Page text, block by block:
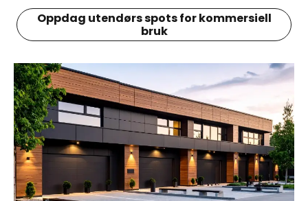
Oppdag utendørs spots for kommersiell
bruk